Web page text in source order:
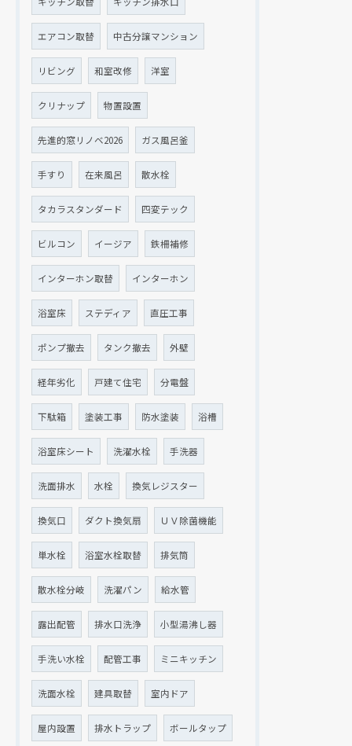
エアコン取替 中古分譲マンション
リビング 和室改修 洋室
クリナップ 物置設置
先進的窓リノベ2026 ガス風呂釜
手すり 在来風呂 散水栓
タカラスタンダード 四変テック
ビルコン イージア 鉄柵補修
インターホン取替 インターホン
浴室床 ステディア 直圧工事
ポンプ撤去 タンク撤去 外壁
経年劣化 戸建て住宅 分電盤
下駄箱 塗装工事 防水塗装 浴槽
浴室床シート 洗濯水栓 手洗器
洗面排水 水栓 換気レジスター
換気口 ダクト換気扇 ＵＶ除菌機能
単水栓 浴室水栓取替 排気筒
散水栓分岐 洗濯パン 給水管
露出配管 排水口洗浄 小型湯沸し器
手洗い水栓 配管工事 ミニキッチン
洗面水栓 建具取替 室内ドア
屋内設置 排水トラップ ボールタップ